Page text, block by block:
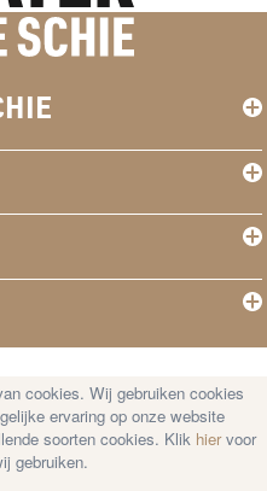
de Schie —
Statement
cookies. Wij gebruiken cookies
ervaring op onze website
soorten cookies. Klik hiervoor
gebruiken.